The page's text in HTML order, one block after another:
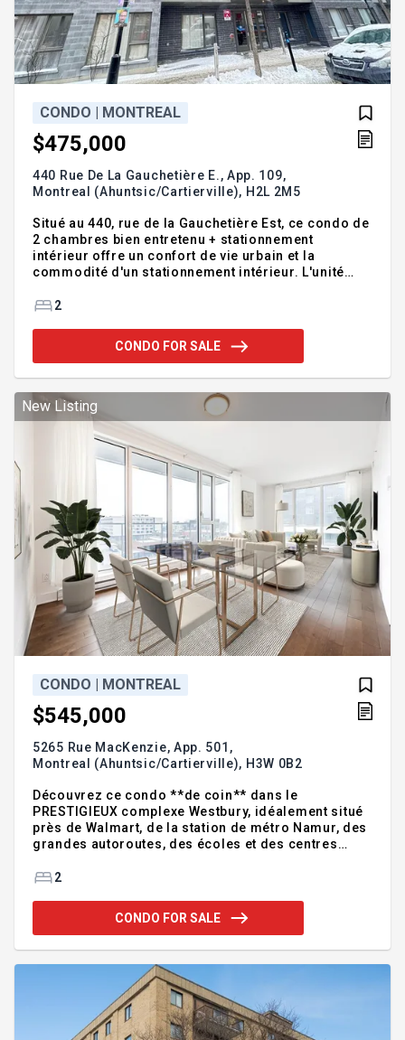
CONDO | MONTREAL
$475,000
440 Rue De La Gauchetière E., App. 109,
Montreal (Ahuntsic/Cartierville), H2L 2M5
Situé au 440, rue de la Gauchetière Est, ce condo de
2 chambres bien entretenu + stationnement
intérieur offre un confort de vie urbain et la
commodité d'un stationnement intérieur. L'unité
fonctionnel, des chambres spacieuses et un salon
Idéalement situé à proximité du centre-ville, des
transports en commun, des commerces, des
professionnels, les couples ou les investisseurs à
la recherche d'un emplacement de choix à
2
CONDO FOR SALE
New Listing
CONDO | MONTREAL
$545,000
5265 Rue MacKenzie, App. 501,
Montreal (Ahuntsic/Cartierville), H3W 0B2
Découvrez ce condo **de coin** dans le
PRESTIGIEUX complexe Westbury, idéalement situé
près de Walmart, de la station de métro Namur, des
grandes autoroutes, des écoles et des centres
naturelle, d'une disposition à aire ouverte et d'une
comprend 2 chambres fermées et 1 salle de bain
complète. Profitez d'une vie pratique à proximité de
commune sur le toit offrant des vues à couper le
souffle. Une oppor
2
CONDO FOR SALE